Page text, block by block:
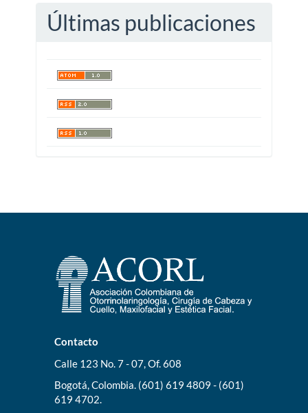
Últimas publicaciones
Contacto
Calle 123 No. 7 - 07, Of. 608
Bogotá, Colombia. (601) 619 4809 - (601)
619 4702.